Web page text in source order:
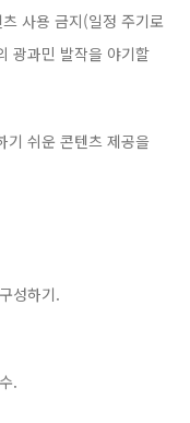
사용 금지(일정 주기로
광과민 발작을 야기할
기 쉬운 콘텐츠 제공을
성하기.
.